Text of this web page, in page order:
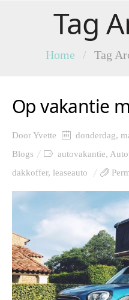
Tag
Home / Tag
Op vakantie
DoorYvette donderdag,
Blogs
autovakantie,
dakkoffer, leaseauto